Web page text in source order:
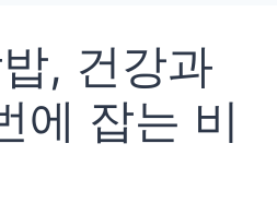
, 건강과
에 잡는 비